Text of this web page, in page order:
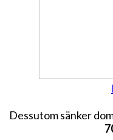
Dessutom sänker